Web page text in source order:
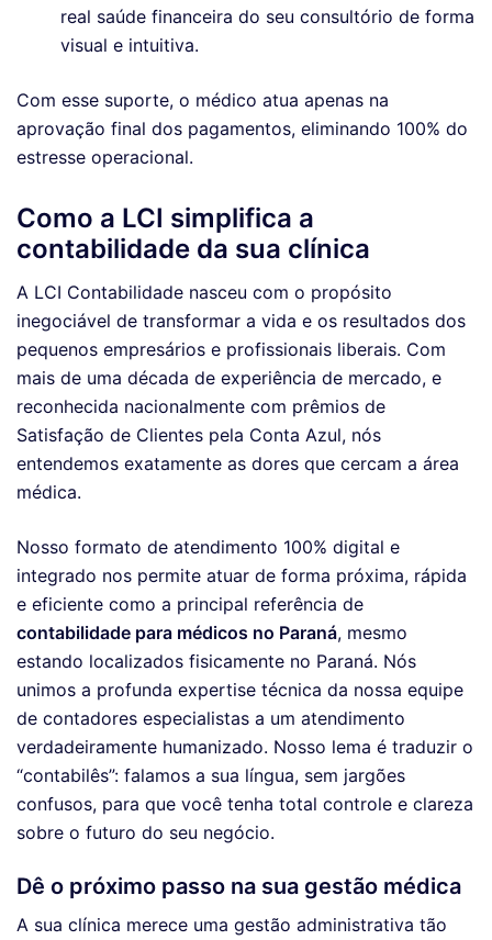
real saúde financeira do seu consultório de forma
visual e intuitiva.
Com esse suporte, o médico atua apenas na
aprovação final dos pagamentos, eliminando 100% do
estresse operacional.
Como a LCI simplifica a
contabilidade da sua clínica
A LCI Contabilidade nasceu com o propósito
inegociável de transformar a vida e os resultados dos
pequenos empresários e profissionais liberais. Com
mais de uma década de experiência de mercado, e
reconhecida nacionalmente com prêmios de
Satisfação de Clientes pela Conta Azul, nós
entendemos exatamente as dores que cercam a área
médica.
Nosso formato de atendimento 100% digital e
integrado nos permite atuar de forma próxima, rápida
e eficiente como a principal referência de
contabilidade para médicos no Paraná, mesmo
estando localizados fisicamente no Paraná. Nós
unimos a profunda expertise técnica da nossa equipe
de contadores especialistas a um atendimento
verdadeiramente humanizado. Nosso lema é traduzir o
“contabilês”: falamos a sua língua, sem jargões
confusos, para que você tenha total controle e clareza
sobre o futuro do seu negócio.
Dê o próximo passo na sua gestão médica
A sua clínica merece uma gestão administrativa tão